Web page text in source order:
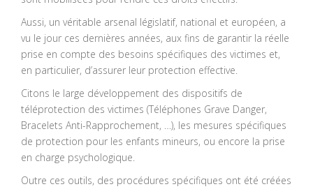
Aussi, un véritable arsenal législatif, national et européen, a
vu le jour ces dernières années, aux fins de garantir la réelle
prise en compte des besoins spécifiques des victimes et,
en particulier, d’assurer leur protection effective.
Citons le large développement des dispositifs de
téléprotection des victimes (Téléphones Grave Danger,
Bracelets Anti-Rapprochement, …), les mesures spécifiques
de protection pour les enfants mineurs, ou encore la prise
en charge psychologique.
Outre ces outils, des procédures spécifiques ont été créées